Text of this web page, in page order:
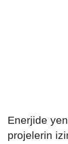
Enerjide
projelerin